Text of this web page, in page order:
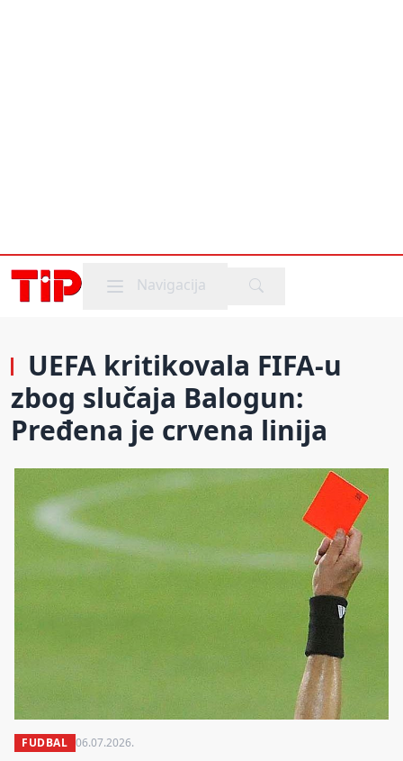
Mobile menu
Navigacija
UEFA kritikovala FIFA-u
zbog slučaja Balogun:
Pređena je crvena linija
FUDBAL 06.07.2026.